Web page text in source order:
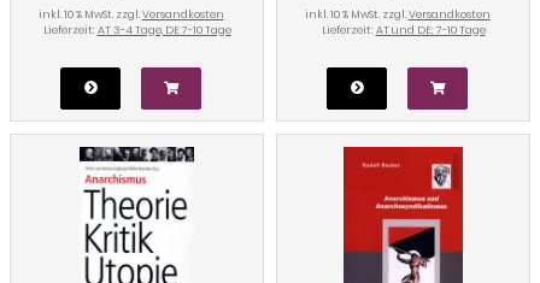
inkl. 10 % MwSt. zzgl.Versandkosten
Lieferzeit: AT 3-4 Tage, DE 7-10 Tage
inkl. 10 % MwSt. zzgl.Versandkosten
Lieferzeit: AT und DE: 7-10 Tage